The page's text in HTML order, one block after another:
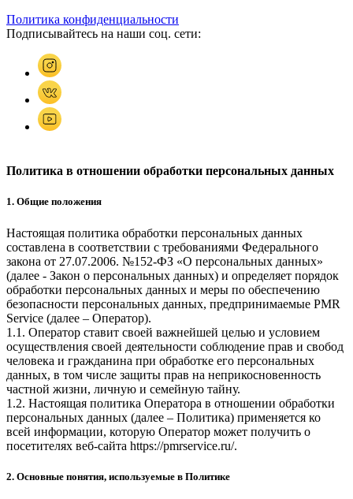
Политика конфиденциальности
Подписывайтесь на наши соц. сети:
Политика в отношении обработки персональных данных
1. Общие положения
Настоящая политика обработки персональных данных
составлена в соответствии с требованиями Федерального
закона от 27.07.2006. №152-ФЗ «О персональных данных»
(далее - Закон о персональных данных) и определяет порядок
обработки персональных данных и меры по обеспечению
безопасности персональных данных, предпринимаемые PMR
Service (далее – Оператор).
1.1. Оператор ставит своей важнейшей целью и условием
осуществления своей деятельности соблюдение прав и свобод
человека и гражданина при обработке его персональных
данных, в том числе защиты прав на неприкосновенность
частной жизни, личную и семейную тайну.
1.2. Настоящая политика Оператора в отношении обработки
персональных данных (далее – Политика) применяется ко
всей информации, которую Оператор может получить о
посетителях веб-сайта https://pmrservice.ru/.
2. Основные понятия, используемые в Политике